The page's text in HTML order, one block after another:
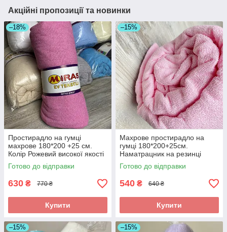
Акційні пропозиції та новинки
–18%
Простирадло на гумці
махрове 180*200 +25 см.
Колір Рожевий високої якості
Готово до відправки
630 ₴ 770 ₴
Купити
–15%
Махрове простирадло на
гумці 180*200+25см.
Наматрацник на резинці
Колір - Рожевий
Готово до відправки
540 ₴ 640 ₴
Купити
–15% –15%